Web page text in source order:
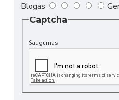
Blogas
Captcha
Saugumas